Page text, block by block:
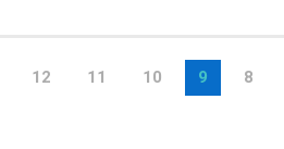
8
9
10
11
12